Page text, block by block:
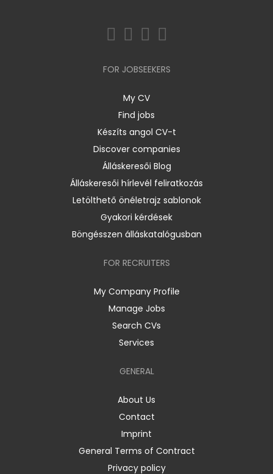
FOR JOBSEEKERS
My CV
Find jobs
Készíts angol CV-t
Discover companies
Álláskeresői Blog
Álláskeresői hírlevél feliratkozás
Letölthető önéletrajz sablonok
Gyakori kérdések
Böngésszen álláskatalógusban
FOR RECRUITERS
My Company Profile
Manage Jobs
Search CVs
Services
GENERAL
About Us
Contact
Imprint
General Terms of Contract
Privacy policy